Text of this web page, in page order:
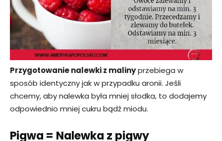
Przygotowanie nalewki z malinyprzebiega w
sposób identyczny jak w przypadku aronii. Jeśli
chcemy, aby nalewka była mniej słodka, to dodajemy
odpowiednio mniej cukru bądź miodu.
Pigwa = Nalewka z pigwy